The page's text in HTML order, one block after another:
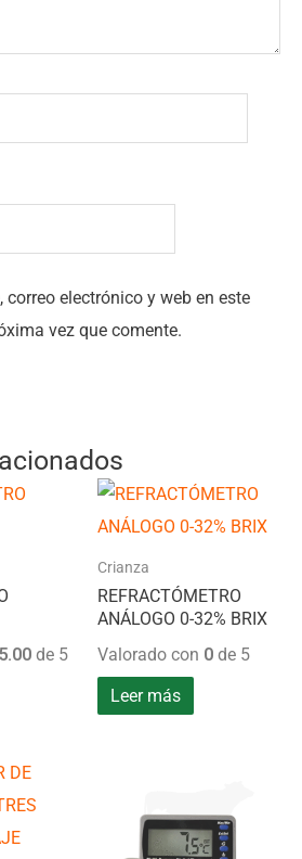
correo electrónico y web en este
vez que comente.
5.00 de 5
Crianza
REFRACTÓMETRO
ANÁLOGO 0-32% BRIX
Valorado con 0de 5
Leer más